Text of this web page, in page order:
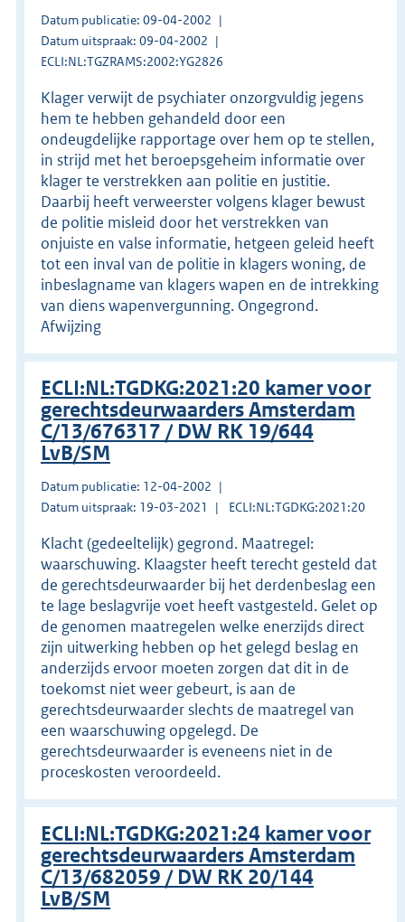
Datum publicatie: 09-04-2002
Datum uitspraak: 09-04-2002
ECLI:NL:TGZRAMS:2002:YG2826
Klager verwijt de psychiater onzorgvuldig jegens
hem te hebben gehandeld door een
ondeugdelijke rapportage over hem op te stellen,
in strijd met het beroepsgeheim informatie over
klager te verstrekken aan politie en justitie.
Daarbij heeft verweerster volgens klager bewust
de politie misleid door het verstrekken van
onjuiste en valse informatie, hetgeen geleid heeft
tot een inval van de politie in klagers woning, de
inbeslagname van klagers wapen en de intrekking
van diens wapenvergunning. Ongegrond.
Afwijzing
ECLI:NL:TGDKG:2021:20 kamer voor
gerechtsdeurwaarders Amsterdam
C/13/676317 / DW RK 19/644
LvB/SM
Datum publicatie: 12-04-2002
Datum uitspraak: 19-03-2021
ECLI:NL:TGDKG:2021:20
Klacht (gedeeltelijk) gegrond. Maatregel:
waarschuwing. Klaagster heeft terecht gesteld dat
de gerechtsdeurwaarder bij het derdenbeslag een
te lage beslagvrije voet heeft vastgesteld. Gelet op
de genomen maatregelen welke enerzijds direct
zijn uitwerking hebben op het gelegd beslag en
anderzijds ervoor moeten zorgen dat dit in de
toekomst niet weer gebeurt, is aan de
gerechtsdeurwaarder slechts de maatregel van
een waarschuwing opgelegd. De
gerechtsdeurwaarder is eveneens niet in de
proceskosten veroordeeld.
ECLI:NL:TGDKG:2021:24 kamer voor
gerechtsdeurwaarders Amsterdam
C/13/682059 / DW RK 20/144
LvB/SM